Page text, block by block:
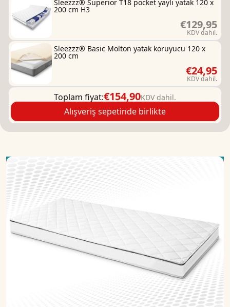
Sleezzz® Superior T18 pocket yaylı yatak 120 x
200 cm H3
€129,95
KDV dahil.
Sleezzz® Basic Molton yatak koruyucu 120 x
200 cm
€24,95
KDV dahil.
Toplam fiyat:€154,90KDV dahil.
Alışveriş sepetinde birlikte